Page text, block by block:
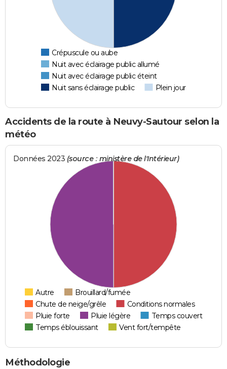
Crépuscule ou aube
Nuit avec éclairage public allumé
Nuit avec éclairage public éteint
Nuit sans éclairage public
Plein jour
Accidents de la route à Neuvy-Sautour selon la
météo
Données 2023 (source : ministère de l'Intérieur)
Autre
Brouillard/fumée
Chute de neige/grêle
Conditions normales
Pluie forte
Pluie légère
Temps couvert
Temps éblouissant
Vent fort/tempête
Méthodologie